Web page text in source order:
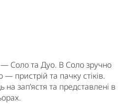
— Соло та Дуо. В Соло зручно
пристрій та пачку стіків.
зап’ястя та представлені в